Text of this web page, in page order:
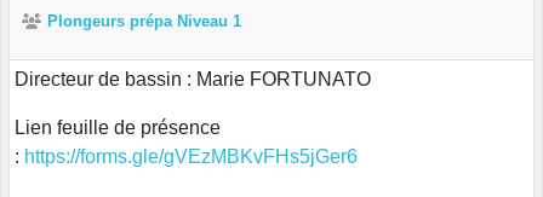
Plongeurs prépa Niveau 1
Directeur de bassin : Marie FORTUNATO
Lien feuille de présence
: https://forms.gle/gVEzMBKvFHs5jGer6